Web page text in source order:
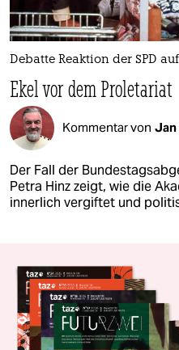
Debatte Reaktion der SPD
Ekel vor dem Proletariat
Kommentar von Jan
Der Fall der
Petra Hinz zeigt, wie die
innerlich vergiftet und